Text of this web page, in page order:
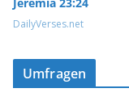
DailyVerses.net
Umfragen